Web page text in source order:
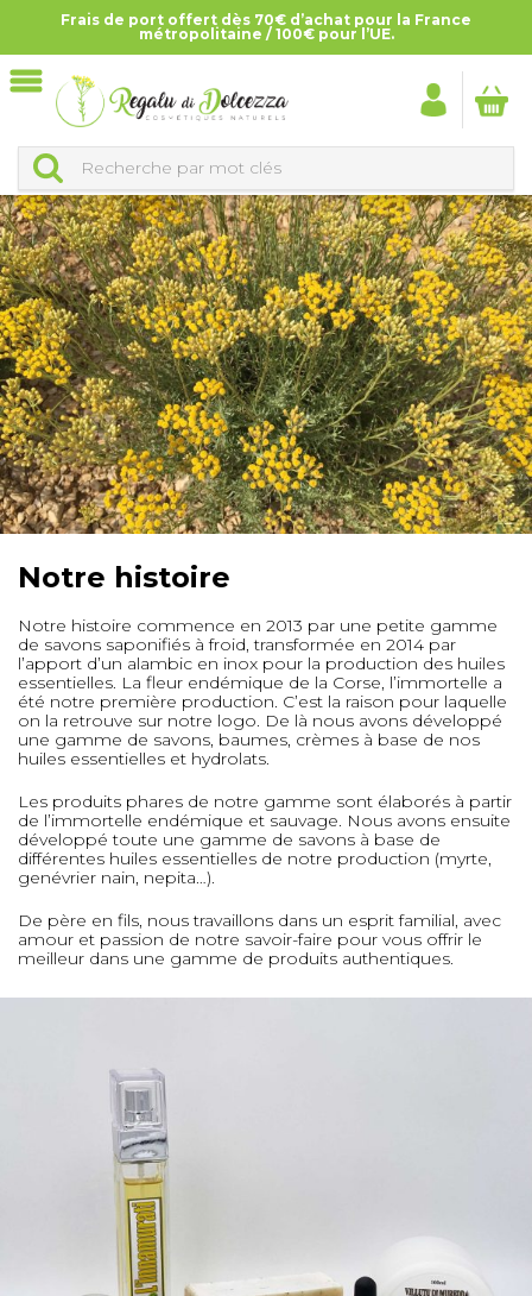
Frais de port offert dès 70€ d’achat pour la France
métropolitaine / 100€ pour l’UE.
Accueil>Qui sommes-nous ?
QUI SOMMES-NOUS ?
Notre histoire
Notre histoire commence en 2013 par une petite gamme
de savons saponifiés à froid, transformée en 2014 par
l’apport d’un alambic en inox pour la production des huiles
essentielles. La fleur endémique de la Corse, l’immortelle a
été notre première production. C’est la raison pour laquelle
on la retrouve sur notre logo. De là nous avons développé
une gamme de savons, baumes, crèmes à base de nos
huiles essentielles et hydrolats.
Les produits phares de notre gamme sont élaborés à partir
de l’immortelle endémique et sauvage. Nous avons ensuite
développé toute une gamme de savons à base de
différentes huiles essentielles de notre production (myrte,
genévrier nain, nepita…).
De père en fils, nous travaillons dans un esprit familial, avec
amour et passion de notre savoir-faire pour vous offrir le
meilleur dans une gamme de produits authentiques.